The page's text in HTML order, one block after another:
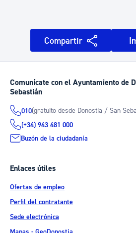
Compartir
Comunícate con el Ayuntamiento de
Sebastián
010(gratuito desde Donostia / San
(+34) 943 481 000
Buzón de la ciudadanía
Enlaces útiles
Ofertas de empleo
Perfil del contratante
Sede electrónica